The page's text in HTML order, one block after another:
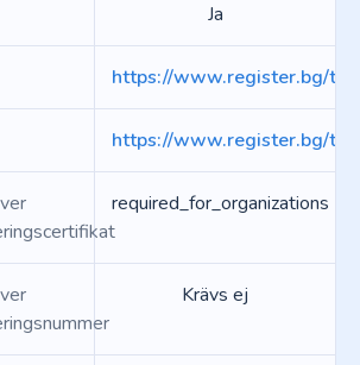
Ja
https://www.register.bg/
https://www.register.bg/
required_for_organizations
Krävs ej